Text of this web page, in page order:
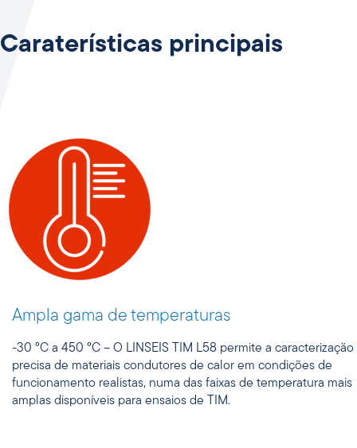
Caraterísticas principais
Ampla gama de temperaturas
-30 °C a 450 °C – O LINSEIS TIM L58 permite a caracterização
precisa de materiais condutores de calor em condições de
funcionamento realistas, numa das faixas de temperatura mais
amplas disponíveis para ensaios de TIM.